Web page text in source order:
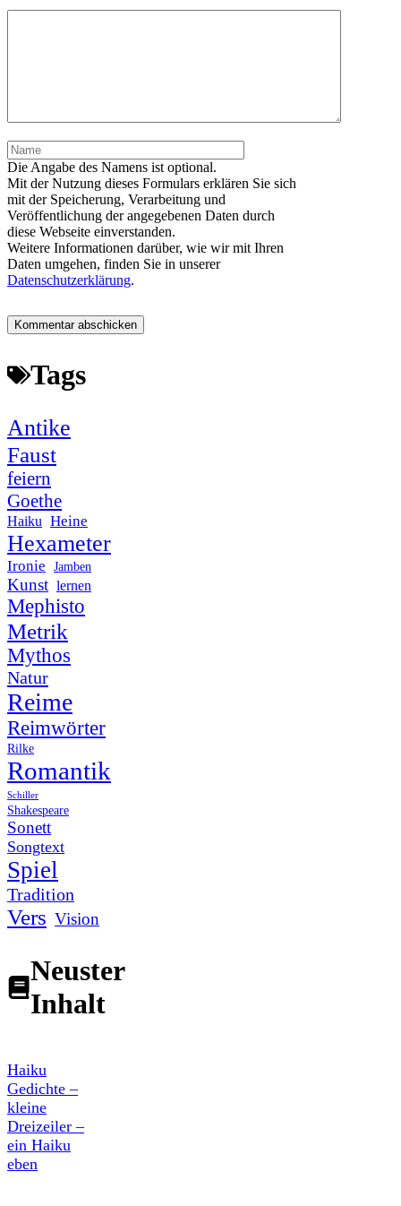
Name
Die Angabe des Namens ist optional.
Mit der Nutzung dieses Formulars erklären Sie sich
mit der Speicherung, Verarbeitung und
Veröffentlichung der angegebenen Daten durch
diese Webseite einverstanden.
Weitere Informationen darüber, wie wir mit Ihren
Daten umgehen, finden Sie in unserer
Datenschutzerklärung.
Tags
Antike
Faust
feiern
Goethe
Haiku Heine
Hexameter
Ironie Jamben
Kunst lernen
Mephisto
Metrik
Mythos
Natur
Reime
Reimwörter
Rilke
Romantik
Schiller
Shakespeare
Sonett
Songtext
Spiel
Tradition
Vers Vision
Neuster
Inhalt
Haiku
Gedichte –
kleine
Dreizeiler –
ein Haiku
eben